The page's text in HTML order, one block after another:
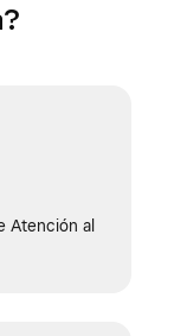
Atención al